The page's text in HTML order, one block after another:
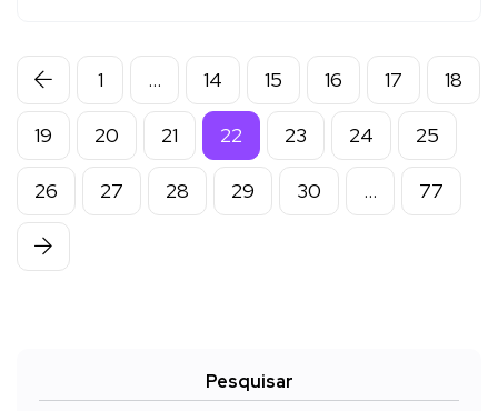
1 … 14 15 16 17 18
19 20 21 22 23 24 25
26 27 28 29 30 … 77
Pesquisar